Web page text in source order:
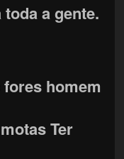
a gente.
homem
Ter